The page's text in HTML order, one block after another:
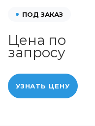
ПОД ЗАКАЗ
Цена по
запросу
УЗНАТЬ ЦЕНУ